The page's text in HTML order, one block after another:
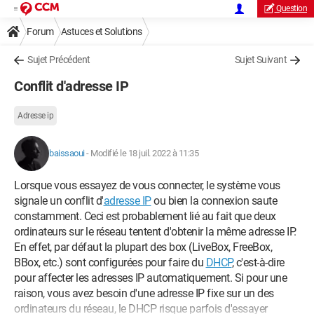
Question
Forum Astuces et Solutions
Sujet Précédent Sujet Suivant
Conflit d'adresse IP
Adresse ip
baissaoui- Modifié le 18 juil. 2022 à 11:35
Lorsque vous essayez de vous connecter, le système vous
signale un conflit d'adresse IPou bien la connexion saute
constamment. Ceci est probablement lié au fait que deux
ordinateurs sur le réseau tentent d'obtenir la même adresse IP.
En effet, par défaut la plupart des box (LiveBox, FreeBox,
BBox, etc.) sont configurées pour faire du DHCP, c'est-à-dire
pour affecter les adresses IP automatiquement. Si pour une
raison, vous avez besoin d'une adresse IP fixe sur un des
ordinateurs du réseau, le DHCP risque parfois d'essayer